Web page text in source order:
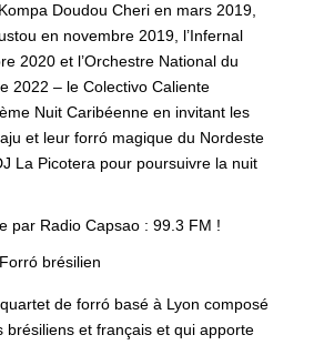
Doudou Cheri en mars 2019,
en novembre 2019, l’Infernal
2020 et l’Orchestre National du
2022 – le Colectivo Caliente
Nuit Caribéenne en invitant les
et leur forró magique du Nordeste
La Picotera pour poursuivre la nuit
par Radio Capsao : 99.3 FM !
Forró brésilien
de forró basé à Lyon composé
brésiliens et français et qui apporte